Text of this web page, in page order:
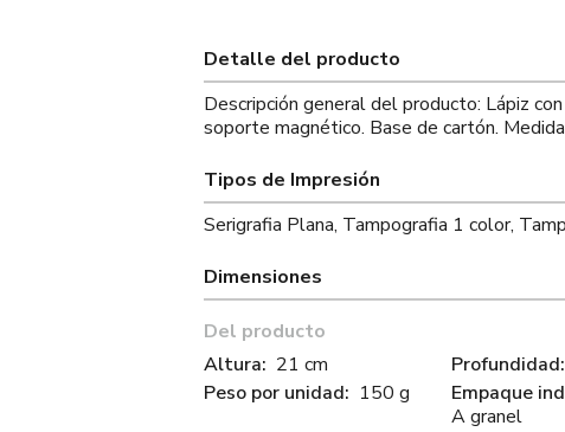
Detalle del producto
Descripción general del producto: Lápiz
soporte magnético. Base de cartón.
Tipos de Impresión
Serigrafia Plana, Tampografia 1 color,
Dimensiones
Del producto
Altura: 21 cm
Peso por unidad: 150 g
Profundidad:
Empaque
A granel